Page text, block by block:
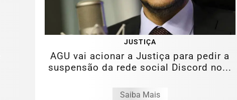
JUSTIÇA
AGU vai acionar a Justiça para pedir a
suspensão da rede social Discord no...
Saiba Mais